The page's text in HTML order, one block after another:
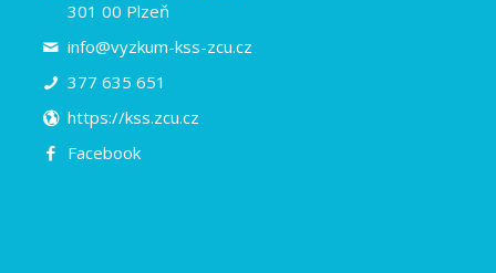
301 00 Plzeň
info@vyzkum-kss-zcu.cz
377 635 651
https://kss.zcu.cz
Facebook